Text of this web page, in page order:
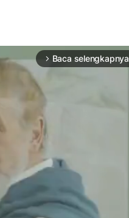
arrow_forward_ios Baca selengkapnya